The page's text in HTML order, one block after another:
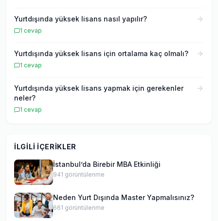
Yurtdışında yüksek lisans nasıl yapılır?
1 cevap
Yurtdışında yüksek lisans için ortalama kaç olmalı?
1 cevap
Yurtdışında yüksek lisans yapmak için gerekenler
neler?
1 cevap
İLGILI İÇERIKLER
İstanbul’da Birebir MBA Etkinliği
941 görüntülenme
Neden Yurt Dışında Master Yapmalısınız?
661 görüntülenme